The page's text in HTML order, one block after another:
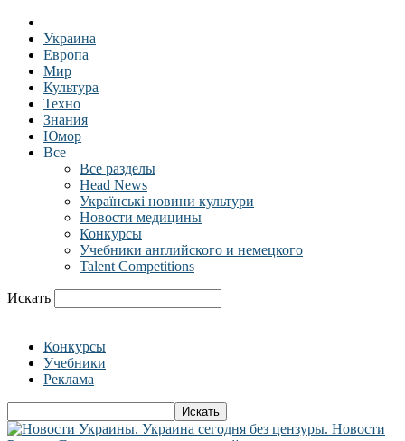
Украина
Европа
Мир
Культура
Техно
Знания
Юмор
Все
Все разделы
Head News
Українські новини культури
Новости медицины
Конкурсы
Учебники английского и немецкого
Talent Competitions
Искать
Конкурсы
Учебники
Реклама